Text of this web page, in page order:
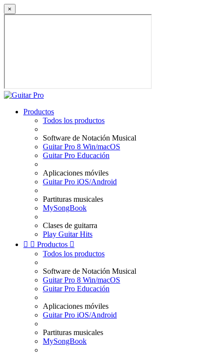
×
Productos
Todos los productos
Software de Notación Musical
Guitar Pro 8 Win/macOS
Guitar Pro Educación
Aplicaciones móviles
Guitar Pro iOS/Android
Partituras musicales
MySongBook
Clases de guitarra
Play Guitar Hits
  Productos 
Todos los productos
Software de Notación Musical
Guitar Pro 8 Win/macOS
Guitar Pro Educación
Aplicaciones móviles
Guitar Pro iOS/Android
Partituras musicales
MySongBook